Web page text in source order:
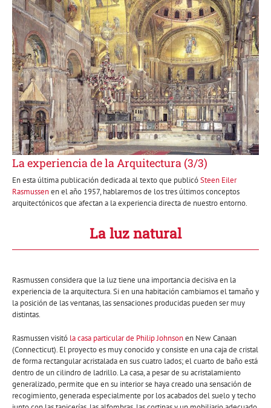
La experiencia de la Arquitectura (3/3)
En esta última publicación dedicada al texto que publicóSteen Eiler
Rasmussenen el año 1957, hablaremos de los tres últimos conceptos
arquitectónicos que afectan a la experiencia directa de nuestro entorno.
La luz natural
Rasmussen considera que la luz tiene una importancia decisiva en la
experiencia de la arquitectura. Si en una habitación cambiamos el tamaño y
la posición de las ventanas, las sensaciones producidas pueden ser muy
distintas.
Rasmussen visitó la casa particular de Philip Johnsonen New Canaan
(Connecticut). El proyecto es muy conocido y consiste en una caja de cristal
de forma rectangular acristalada en sus cuatro lados; el cuarto de baño está
dentro de un cilindro de ladrillo. La casa, a pesar de su acristalamiento
generalizado, permite que en su interior se haya creado una sensación de
recogimiento, generada especialmente por los acabados del suelo y techo